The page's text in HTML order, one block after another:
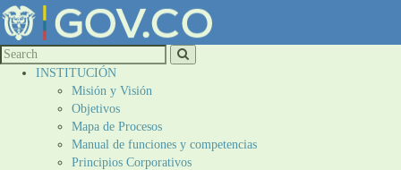
INSTITUCIÓN
Misión y Visión
Objetivos
Mapa de Procesos
Manual de funciones y competencias
Principios Corporativos